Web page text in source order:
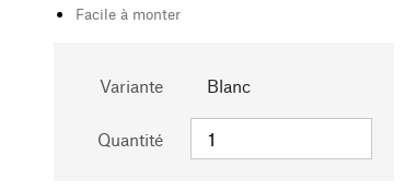
Facile à monter
Variante Blanc
Quantité